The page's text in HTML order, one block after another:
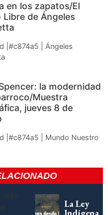
en los zapatos/El
Libre de Ángeles
|#c874a5 | Ángeles
la modernidad
Muestra
jueves 8 de
|#c874a5 | Mundo Nuestro
La Ley
Indígena